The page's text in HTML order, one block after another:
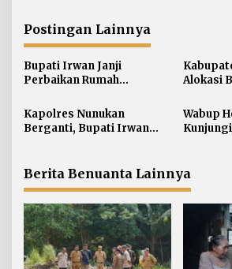
a
s
i
p
o
s
Postingan Lainnya
Bupati Irwan Janji
Perbaikan Rumah
Nunukan Tahun Ini
Alokasi
916 Unit
Kapolres Nunukan
Berganti, Bupati Irwan
Perbatasan
Wabup
Berita Benuanta Lainnya